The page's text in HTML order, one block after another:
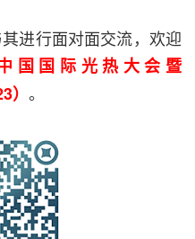
进行面对面交流，欢迎
国国际光热大会暨
。